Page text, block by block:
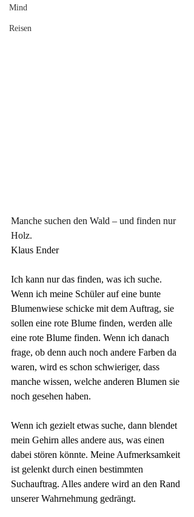
Mind
Reisen
Manche suchen den Wald – und finden nur
Holz.
Klaus Ender
Ich kann nur das finden, was ich suche.
Wenn ich meine Schüler auf eine bunte
Blumenwiese schicke mit dem Auftrag, sie
sollen eine rote Blume finden, werden alle
eine rote Blume finden. Wenn ich danach
frage, ob denn auch noch andere Farben da
waren, wird es schon schwieriger, dass
manche wissen, welche anderen Blumen sie
noch gesehen haben.
Wenn ich gezielt etwas suche, dann blendet
mein Gehirn alles andere aus, was einen
dabei stören könnte. Meine Aufmerksamkeit
ist gelenkt durch einen bestimmten
Suchauftrag. Alles andere wird an den Rand
unserer Wahrnehmung gedrängt.